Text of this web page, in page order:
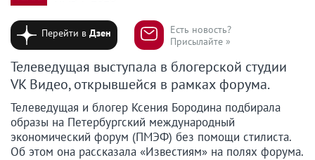
Перейти вДзен
Есть новость?
Присылайте »
Телеведущая выступала в блогерской студии
VK Видео, открывшейся в рамках форума.
Телеведущая и блогер Ксения Бородина подбирала
образы на Петербургский международный
экономический форум (ПМЭФ) без помощи стилиста.
Об этом она рассказала «Известиям» на полях форума.